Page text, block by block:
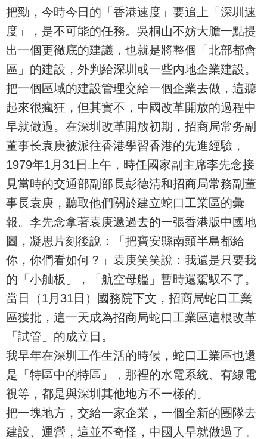
把勁，今時今日的「香港速度」要追上「深圳速
度」，是不可能的任務。吳桐山不妨大膽一點提
出一個更徹底的建議，也就是將整個「北部都會
區」的建設，外判給深圳或一些內地企業建設。
把一個區域的建設管理交給一個企業去做，這聽
起來很瘋狂，但其實不，中國改革開放的過程中
早就做過。在深圳改革開放初期，招商局常务副
董事长袁庚被派往香港學習香港的先進經驗，
1979年1月31日上午，時任國家副主席李先念接
見當時的交通部副部長彭德清和招商局常務副董
事長袁庚，聽取他們關於建立蛇口工業區的彙
報。李先念拿著袁庚遞過去的一張香港版中國地
圖，凝思片刻後說：「把寶安縣南頭半島都給
你，你們看如何？」袁庚笑笑說：我還是只要我
的「小舢板」，「航空母艦」暫時還駕馭不了。
當日（1月31日）國務院下文，招商局蛇口工業
區獲批，這一天成為招商局蛇口工業區這根改革
「試管」的成立日。
我早年在深圳工作生活的時候，蛇口工業區也還
是「特區中的特區」，那裡的水電系統、有線電
視等，都是與深圳其他地方不一樣的。
把一塊地方，交給一家企業，一個全新的團隊去
建設、運營，這並不奇怪，中國人早就做過了。